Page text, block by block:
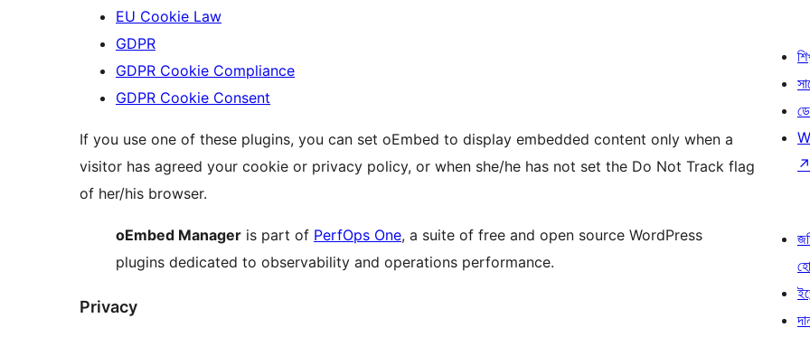
EU Cookie Law
GDPR
GDPR Cookie Compliance
GDPR Cookie Consent
If you use one of these plugins, you can set oEmbed to display embedded content only when a
visitor has agreed your cookie or privacy policy, or when she/he has not set the Do Not Track flag
of her/his browser.
oEmbed Manager is part of PerfOps One, a suite of free and open source WordPress
plugins dedicated to observability and operations performance.
Privacy
↗